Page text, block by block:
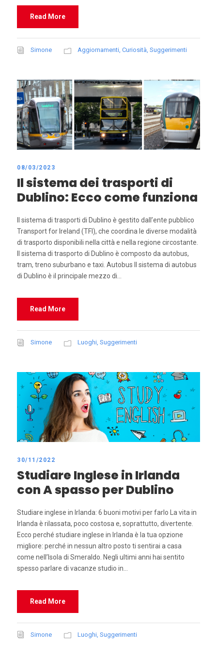
Read More
Simone Aggiornamenti, Curiosità, Suggerimenti
08/03/2023
Il sistema dei trasporti di
Dublino: Ecco come funziona
Il sistema di trasporti di Dublino è gestito dall’ente pubblico
Transport for Ireland (TFI), che coordina le diverse modalità
di trasporto disponibili nella città e nella regione circostante.
Il sistema di trasporto di Dublino è composto da autobus,
tram, treno suburbano e taxi. Autobus Il sistema di autobus
di Dublino è il principale mezzo di...
Read More
Simone Luoghi Suggerimenti
30/11/2022
Studiare Inglese in Irlanda
con A spasso per Dublino
Studiare inglese in Irlanda: 6 buoni motivi per farlo La vita in
Irlanda è rilassata, poco costosa e, soprattutto, divertente.
Ecco perché studiare inglese in Irlanda è la tua opzione
migliore: perché in nessun altro posto ti sentirai a casa
come nell’Isola di Smeraldo. Negli ultimi anni hai sentito
spesso parlare di vacanze studio in...
Read More
Simone Luoghi Suggerimenti